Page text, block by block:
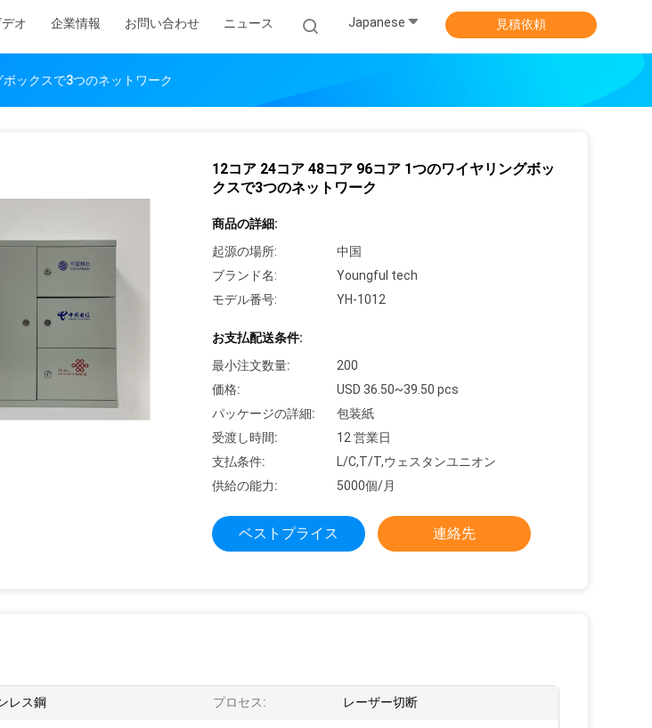
デオ 企業情報 お問い合わせ ニュース Japanese 見積依頼
ックスで3つのネットワーク
12コア 24コア 48コア 96コア 1つのワイヤリングボッ
クスで3つのネットワーク
商品の詳細:
起源の場所:
中国
ブランド名:
Youngful tech
モデル番号:
YH-1012
お支払配送条件:
最小注文数量:
200
価格:
USD 36.50~39.50 pcs
パッケージの詳細:
包装紙
受渡し時間:
12 営業日
支払条件:
L/C,T/T,ウェスタンユニオン
供給の能力:
5000個/月
ベストプライス 連絡先
レス鋼 プロセス: レーザー切断